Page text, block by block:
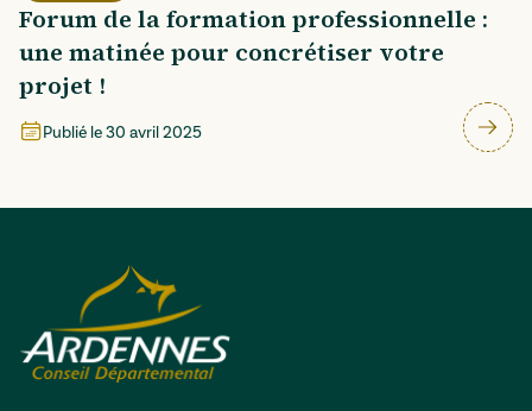
Forum de la formation professionnelle :
une matinée pour concrétiser votre
projet !
Publié le30 avril 2025